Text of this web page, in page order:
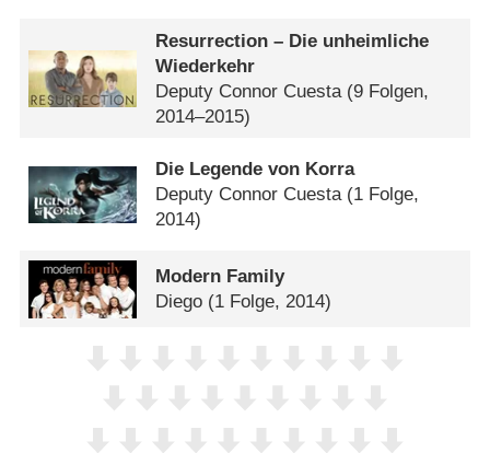
Resurrection – Die unheimliche
Wiederkehr
Deputy Connor Cuesta (9 Folgen,
2014–2015)
Die Legende von Korra
Deputy Connor Cuesta (1 Folge,
2014)
Modern Family
Diego (1 Folge, 2014)